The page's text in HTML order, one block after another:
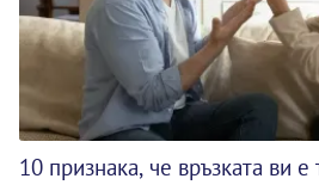
10 признака, че връзката ви е